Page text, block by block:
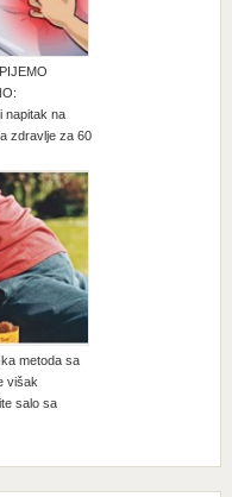
napitak na
zdravlje za 60
metoda sa
višak
salo sa